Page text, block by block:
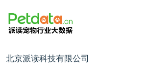
北京派读科技有限公司